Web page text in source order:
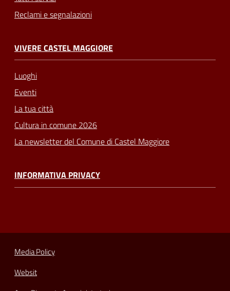
Reclami e segnalazioni
VIVERE CASTEL MAGGIORE
Luoghi
Eventi
La tua città
Cultura in comune 2026
La newsletter del Comune di Castel Maggiore
INFORMATIVA PRIVACY
Media Policy
Websit